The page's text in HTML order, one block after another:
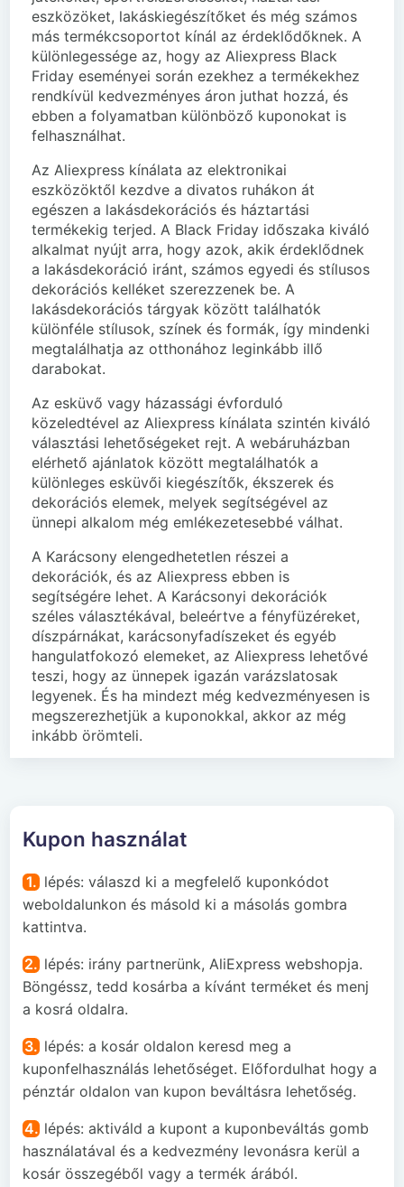
eszközöket, lakáskiegészítőket és még számos
más termékcsoportot kínál az érdeklődőknek. A
különlegessége az, hogy az Aliexpress Black
Friday eseményei során ezekhez a termékekhez
rendkívül kedvezményes áron juthat hozzá, és
ebben a folyamatban különböző kuponokat is
felhasználhat.
Az Aliexpress kínálata az elektronikai
eszközöktől kezdve a divatos ruhákon át
egészen a lakásdekorációs és háztartási
termékekig terjed. A Black Friday időszaka kiváló
alkalmat nyújt arra, hogy azok, akik érdeklődnek
a lakásdekoráció iránt, számos egyedi és stílusos
dekorációs kelléket szerezzenek be. A
lakásdekorációs tárgyak között találhatók
különféle stílusok, színek és formák, így mindenki
megtalálhatja az otthonához leginkább illő
darabokat.
Az esküvő vagy házassági évforduló
közeledtével az Aliexpress kínálata szintén kiváló
választási lehetőségeket rejt. A webáruházban
elérhető ajánlatok között megtalálhatók a
különleges esküvői kiegészítők, ékszerek és
dekorációs elemek, melyek segítségével az
ünnepi alkalom még emlékezetesebbé válhat.
A Karácsony elengedhetetlen részei a
dekorációk, és az Aliexpress ebben is
segítségére lehet. A Karácsonyi dekorációk
széles választékával, beleértve a fényfüzéreket,
díszpárnákat, karácsonyfadíszeket és egyéb
hangulatfokozó elemeket, az Aliexpress lehetővé
teszi, hogy az ünnepek igazán varázslatosak
legyenek. És ha mindezt még kedvezményesen is
megszerezhetjük a kuponokkal, akkor az még
inkább örömteli.
Kupon használat
1. lépés: válaszd ki a megfelelő kuponkódot
weboldalunkon és másold ki a másolás gombra
kattintva.
2. lépés: irány partnerünk, AliExpress webshopja.
Böngéssz, tedd kosárba a kívánt terméket és menj
a kosrá oldalra.
3. lépés: a kosár oldalon keresd meg a
kuponfelhasználás lehetőséget. Előfordulhat hogy a
pénztár oldalon van kupon beváltásra lehetőség.
4. lépés: aktiváld a kupont a kuponbeváltás gomb
használatával és a kedvezmény levonásra kerül a
kosár összegéből vagy a termék árából.